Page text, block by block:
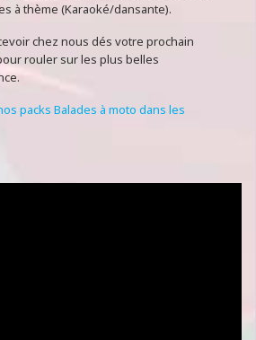
à thème (Karaoké/dansante).
chez nous dés votre prochain
rouler sur les plus belles
packs Balades à moto dans les